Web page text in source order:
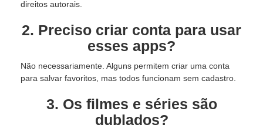
direitos autorais.
2. Preciso criar conta para usar
esses apps?
Não necessariamente. Alguns permitem criar uma conta
para salvar favoritos, mas todos funcionam sem cadastro.
3. Os filmes e séries são
dublados?